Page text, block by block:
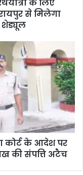
के लिए
से मिलेगा
शेड्यूल
कोर्ट के आदेश पर
की संपत्ति अटैच